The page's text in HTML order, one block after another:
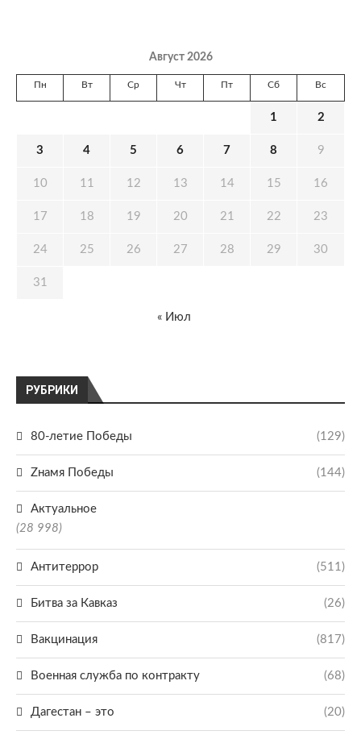
РУБРИКИ
80-летие Победы (129)
Zнамя Победы (144)
Актуальное
(28 998)
Антитеррор (511)
Битва за Кавказ (26)
Вакцинация (817)
Военная служба по контракту (68)
Дагестан – это (20)
Август 2026
Пн Вт Ср Чт Пт Сб Вс
1 2
3 4 5 6 7 8 9
10 11 12 13 14 15 16
17 18 19 20 21 22 23
24 25 26 27 28 29 30
31
« Июл